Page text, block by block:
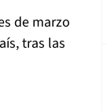
de marzo
tras las